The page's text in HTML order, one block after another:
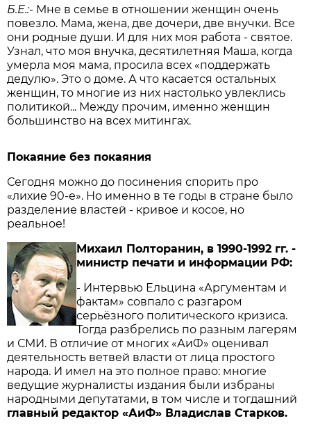
Б.Е.:- Мне в семье в отношении женщин очень
повезло. Мама, жена, две дочери, две внучки. Все
они родные души. И для них моя работа - святое.
Узнал, что моя внучка, десятилетняя Маша, когда
умерла моя мама, просила всех «поддержать
дедулю». Это о доме. А что касается остальных
женщин, то многие из них настолько увлеклись
политикой... Между прочим, именно женщин
большинство на всех митингах.
Покаяние без покаяния
Сегодня можно до посинения спорить про
«лихие 90-е». Но именно в те годы в стране было
разделение властей - кривое и косое, но
реальное!
Михаил Полторанин, в 1990-1992 гг. -
министр печати и информации РФ:
- Интервью Ельцина «Аргументам и
фактам» совпало с разгаром
серьёзного политического кризиса.
Тогда разбрелись по разным лагерям
и СМИ. В отличие от многих «АиФ» оценивал
деятельность ветвей власти от лица простого
народа. И имел на это полное право: многие
ведущие журналисты издания были избраны
народными депутатами, в том числе и тогдашний
главный редактор «АиФ» Владислав Старков.